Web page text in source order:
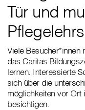
Tür und
Viele Besucher*innen
das Caritas
lernen. Interessierte
sich über die
möglichkeiten vor Ort
besichtigen.